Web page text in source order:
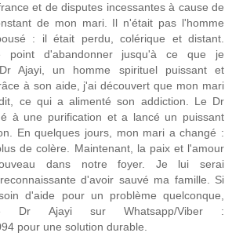
et de disputes incessantes à cause de
de mon mari. Il n'était pas l'homme
: il était perdu, colérique et distant.
point d'abandonner jusqu'à ce que je
Ajayi, un homme spirituel puissant et
à son aide, j'ai découvert que mon mari
ce qui a alimenté son addiction. Le Dr
à une purification et a lancé un puissant
En quelques jours, mon mari a changé :
de colère. Maintenant, la paix et l'amour
dans notre foyer. Je lui serai
d'avoir sauvé ma famille. Si
d'aide pour un problème quelconque,
Dr Ajayi sur Whatsapp/Viber :
pour une solution durable.